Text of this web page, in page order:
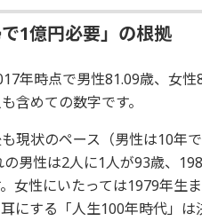
1億円必要」の根拠
年時点で男性81.09歳、女
含めての数字です。
現状のペース（男性は10年
男性は2人に1人が93歳、
女性にいたっては1979年生
にする「人生100年時代」は